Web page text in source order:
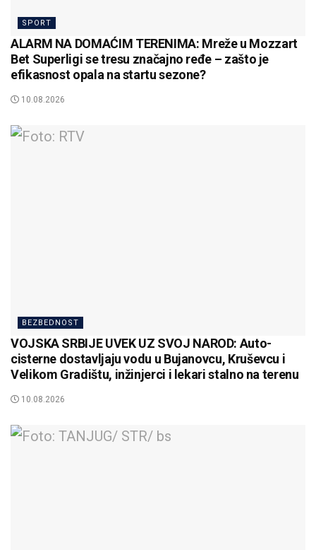
SPORT
ALARM NA DOMAĆIM TERENIMA: Mreže u Mozzart
Bet Superligi se tresu značajno ređe – zašto je
efikasnost opala na startu sezone?
10.08.2026
BEZBEDNOST
VOJSKA SRBIJE UVEK UZ SVOJ NAROD: Auto-
cisterne dostavljaju vodu u Bujanovcu, Kruševcu i
Velikom Gradištu, inžinjerci i lekari stalno na terenu
10.08.2026